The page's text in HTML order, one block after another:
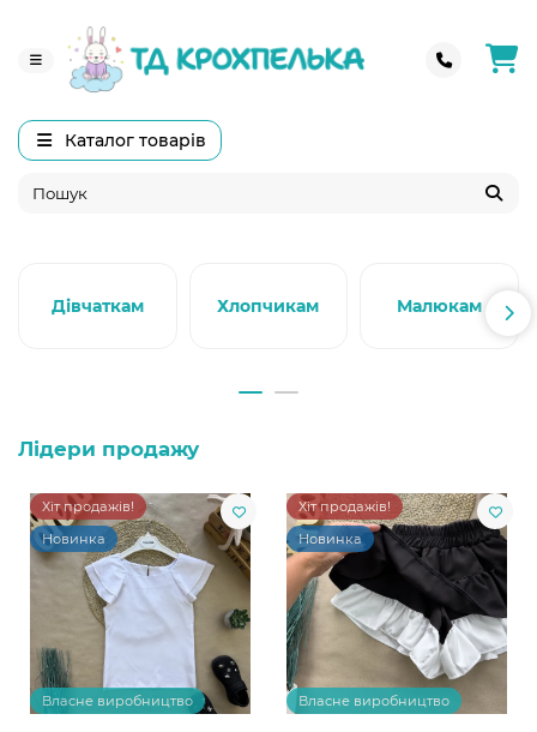
Каталог товарів
Дівчаткам Хлопчикам Малюкам
Лідери продажу
Хіт продажів!
Новинка
Власне виробництво
Хіт продажів!
Новинка
Власне виробництво